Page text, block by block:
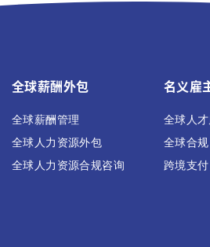
全球薪酬外包
全球薪酬管理
全球人力资源外包
全球人力资源合规咨询
名义雇
全球人
全球合规
跨境支付